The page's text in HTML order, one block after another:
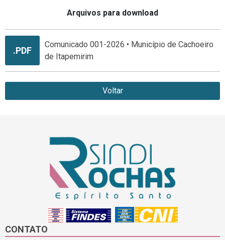
Arquivos para download
.PDF
Comunicado 001-2026 • Município de Cachoeiro
de Itapemirim
Voltar
CONTATO